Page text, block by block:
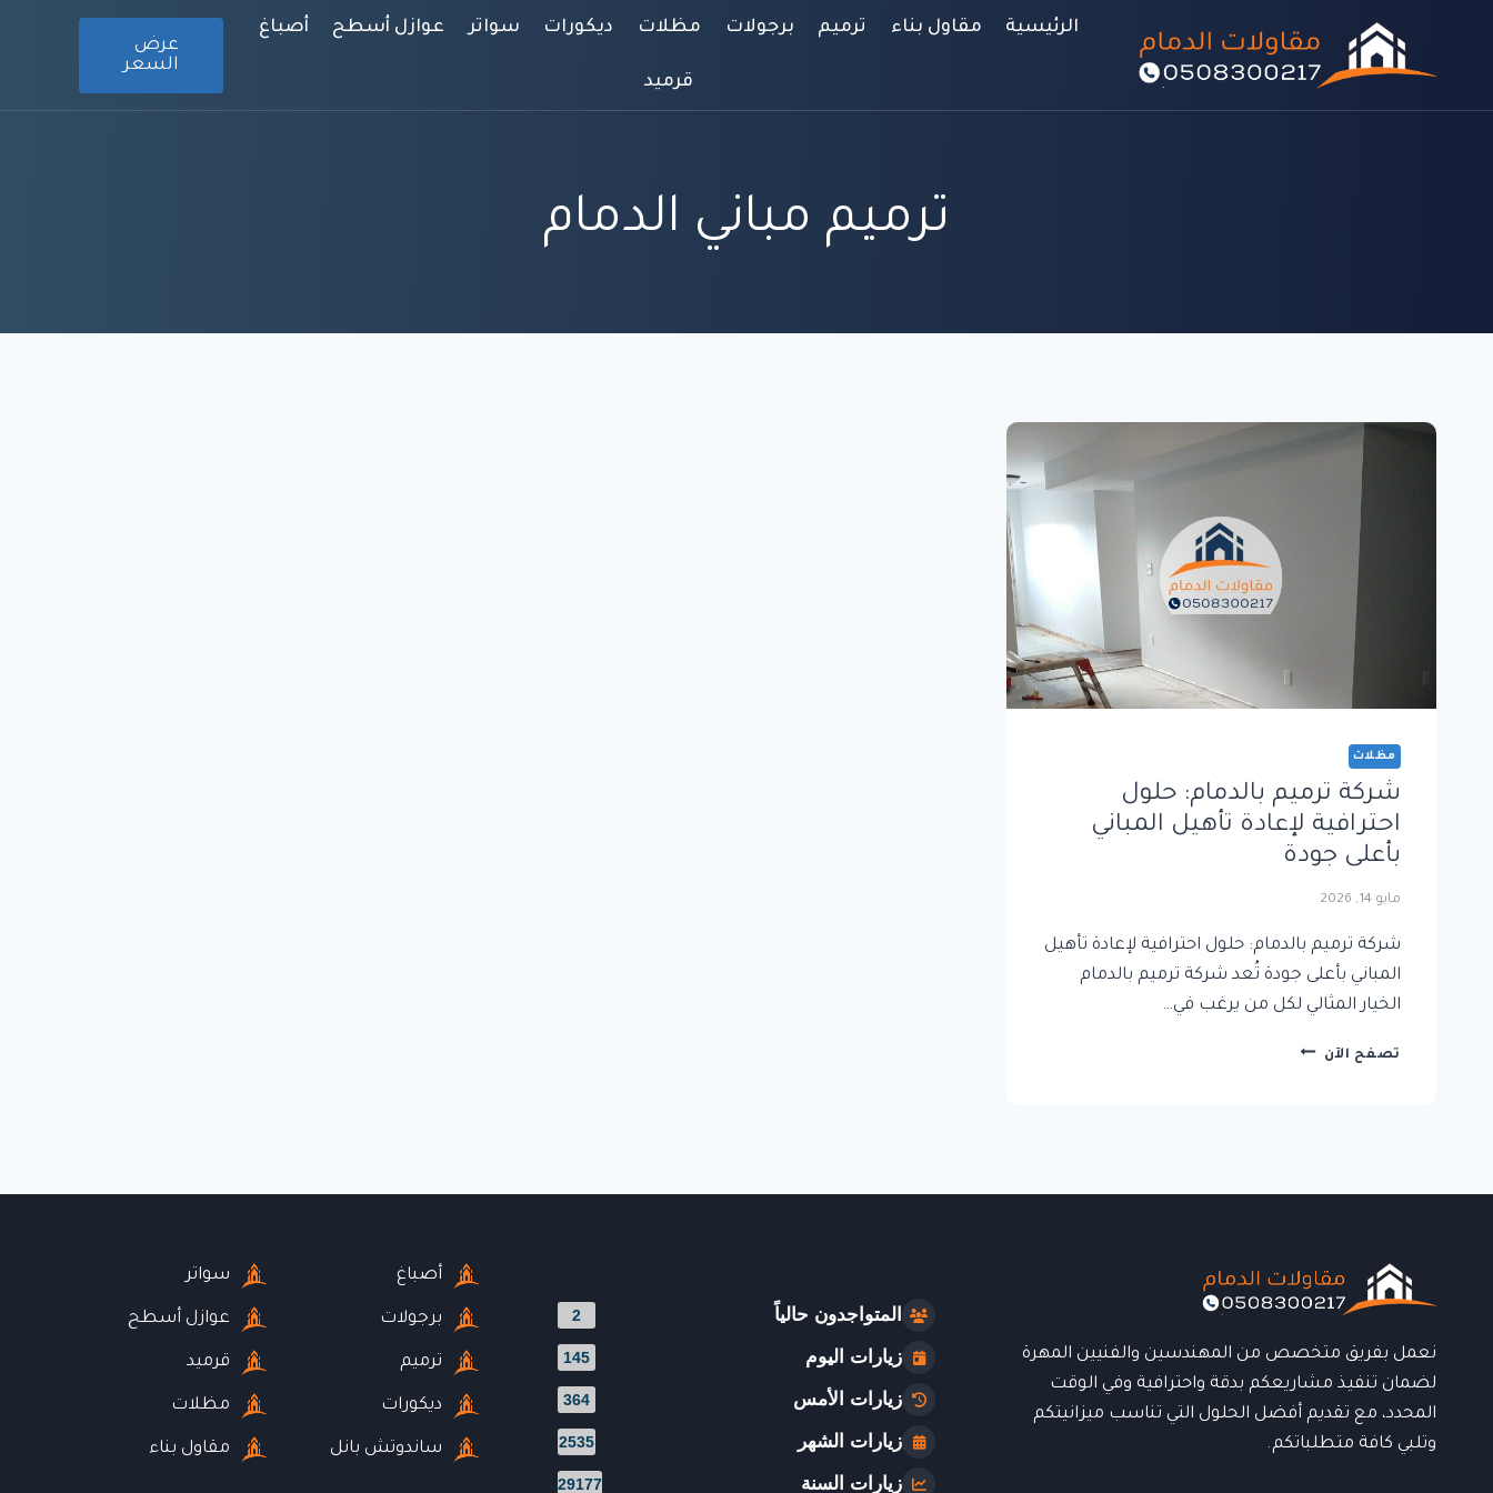
المحتوى
الرئيسية مقاول بناء ترميم برجولات مظلات ديكورات سواتر عوازل أسطح أصباغ
قرميد
عرض
السعر
ترميم مباني الدمام
مظلات
شركة ترميم بالدمام: حلول
احترافية لإعادة تأهيل المباني
بأعلى جودة
مايو 14, 2026
شركة ترميم بالدمام: حلول احترافية لإعادة تأهيل
المباني بأعلى جودة تُعد شركة ترميم بالدمام
الخيار المثالي لكل من يرغب في…
تصفح الآن شركة
نعمل بفريق متخصص من المهندسين والفنيين المهرة
لضمان تنفيذ مشاريعكم بدقة واحترافية وفي الوقت
المحدد، مع تقديم أفضل الحلول التي تناسب ميزانيتكم
وتلبي كافة متطلباتكم.
المتواجدون حالياً 2
زيارات اليوم 145
زيارات الأمس 364
زيارات الشهر 2535
زيارات السنة 29177
أصباغ
برجولات
ترميم
ديكورات
ساندوتش بانل
سواتر
عوازل أسطح
قرميد
مظلات
مقاول بناء